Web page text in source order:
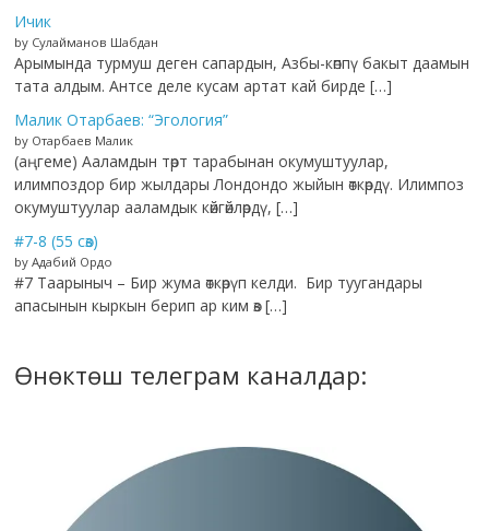
Ичик
by Сулайманов Шабдан
Арымында турмуш деген сапардын, Азбы-көппү бакыт даамын
тата алдым. Антсе деле кусам артат кай бирде […]
Малик Отарбаев: “Эгология”
by Отарбаев Малик
(аңгеме) Ааламдын төрт тарабынан окумуштуулар,
илимпоздор бир жылдары Лондондо жыйын өткөрдү. Илимпоз
окумуштуулар ааламдык көйгөйлөрдү, […]
#7-8 (55 сөз)
by Адабий Ордо
#7 Таарыныч – Бир жума өткөрүп келди. Бир туугандары
апасынын кыркын берип ар ким өз […]
Өнөктөш телеграм каналдар: